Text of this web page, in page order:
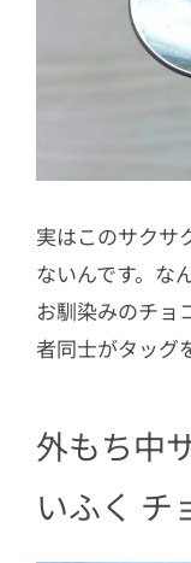
実はこのサクサ
ないんです。な
お馴染みのチョ
者同士がタッグ
外もち中
いふく チ